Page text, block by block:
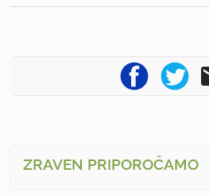
ZRAVEN PRIPOROČAMO